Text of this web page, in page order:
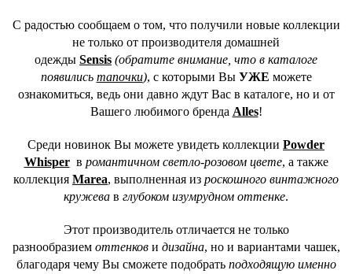
С радостью сообщаем о том, что получили новые коллекции
не только от производителя домашней
одежды Sensis (обратите внимание, что в каталоге
появились тапочки), с которыми Вы УЖЕ можете
ознакомиться, ведь они давно ждут Вас в каталоге, но и от
Вашего любимого бренда Alles!
Среди новинок Вы можете увидеть коллекции Powder
Whisperв романтичном светло-розовом цвете, а также
коллекция Marea, выполненная из роскошного винтажного
кружева в глубоком изумрудном оттенке.
Этот производитель отличается не только
разнообразием оттенков и дизайна, но и вариантами чашек,
благодаря чему Вы сможете подобрать подходящую именно